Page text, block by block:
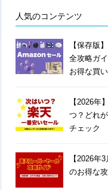
人気のコンテンツ
【保存版
全攻略ガ
お得な買
【2026年
つ？どれ
チェック
【2026年
のお得な